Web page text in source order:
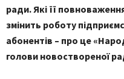
ради. Які її
змінить роботу
абонентів – про це
голови новоствореної